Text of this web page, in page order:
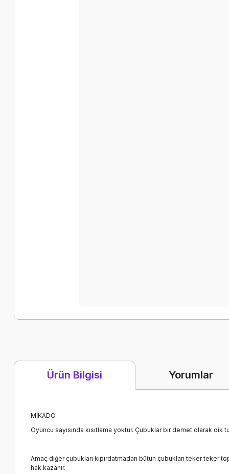
Ürün Bilgisi Yorumlar
MİKADO
Oyuncu sayısında kısıtlama yoktur. Çubuklar bir demet olarak dik
Amaç diğer çubukları kıpırdatmadan bütün çubukları teker teker
hak kazanır.